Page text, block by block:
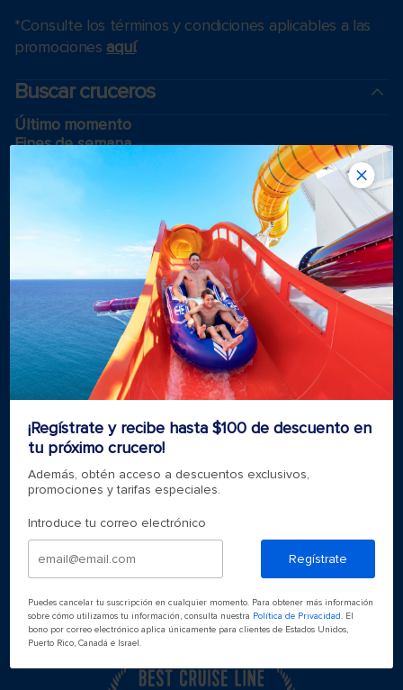
¡Regístrate y recibe hasta $100 de descuento en
tu próximo crucero!
Además, obtén acceso a descuentos exclusivos,
promociones y tarifas especiales.
Introduce tu correo electrónico
Regístrate
Puedes cancelar tu suscripción en cualquier momento. Para obtener más información
sobre cómo utilizamos tu información, consulta nuestra Política de Privacidad. El
bono por correo electrónico aplica únicamente para clientes de Estados Unidos,
Puerto Rico, Canadá e Israel.
*Consulte los términos y condiciones aplicables a las
promociones aquí.
Buscar cruceros
Último momento
Fines de semana
Black Friday y Cyber Monday
Cruceros de vacaciones
Cruceros 2025-2026
Cruising guides
Los cruceros más grandes
Vacaciones en familia
Puertos del crucero cerca de mí
Cruceros temáticos
Grupos
Accesibilidad a bordo
Ver folletos
Reuniones, incentivos y charters​
Localizar un asesor de viajes
Blog de royal caribbean
Destinos
Puertos populares
Prepara tu viaje